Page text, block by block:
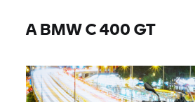
A BMWC 400 GT